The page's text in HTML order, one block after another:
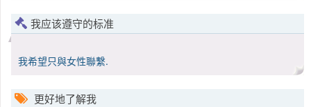
我应该遵守的标准
我希望只與女性聯繫.
更好地了解我